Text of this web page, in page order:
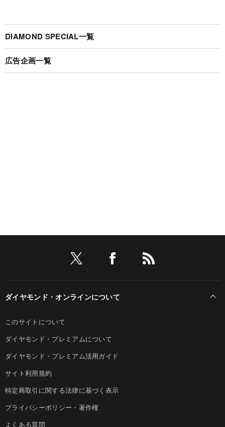
DIAMOND SPECIAL一覧
広告企画一覧
ダイヤモンド・オンラインについて
このサイトについて
ダイヤモンド・プレミアムについて
ダイヤモンド・プレミアム活用ガイド
サイト利用規約
特定商取引に関する法律に基づく表示
プライバシーポリシー・著作権
よくある質問